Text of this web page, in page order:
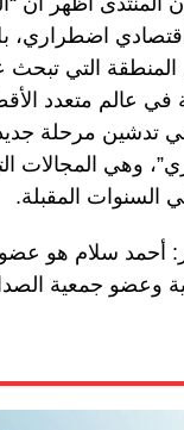
اضطراري،
المنطقة التي
في عالم متعدد
تدشين مرحلة
وهي
السنوات المقبلة.
أحمد سلام هو
وعضو جمعية